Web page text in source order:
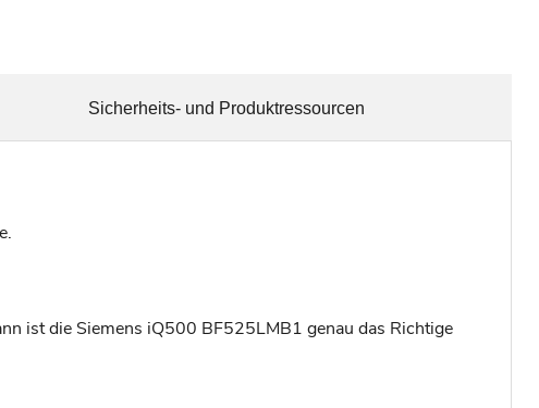
ist die Siemens iQ500 BF525LMB1 genau das Richtige
Sicherheits- und Produktressourcen